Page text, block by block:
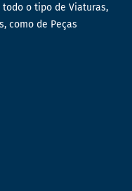
todo o tipo de Viaturas,
como de Peças